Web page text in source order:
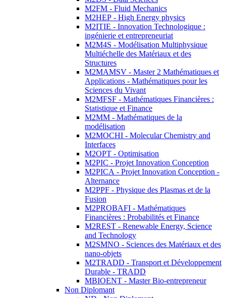
M2FM - Fluid Mechanics
M2HEP - High Energy physics
M2ITIE - Innovation Technologique :
ingénierie et entrepreneuriat
M2M4S - Modélisation Multiphysique
Multiéchelle des Matériaux et des
Structures
M2MAMSV - Master 2 Mathématiques et
Applications - Mathématiques pour les
Sciences du Vivant
M2MFSF - Mathématiques Financières :
Statistique et Finance
M2MM - Mathématiques de la
modélisation
M2MOCHI - Molecular Chemistry and
Interfaces
M2OPT - Optimisation
M2PIC - Projet Innovation Conception
M2PICA - Projet Innovation Conception -
Alternance
M2PPF - Physique des Plasmas et de la
Fusion
M2PROBAFI - Mathématiques
Financières : Probabilités et Finance
M2REST - Renewable Energy, Science
and Technology
M2SMNO - Sciences des Matériaux et des
nano-objets
M2TRADD - Transport et Développement
Durable - TRADD
MBIOENT - Master Bio-entrepreneur
Non Diplomant